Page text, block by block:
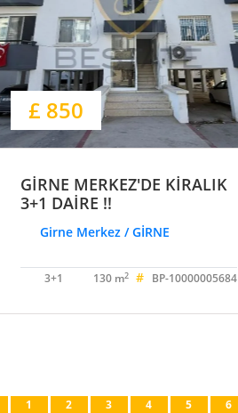
£ 850
GİRNE MERKEZ'DE KİRALIK
3+1 DAİRE !!
Girne Merkez / GİRNE
3+1 130 m2 # BP-10000005684
1 2 3 4 5 6